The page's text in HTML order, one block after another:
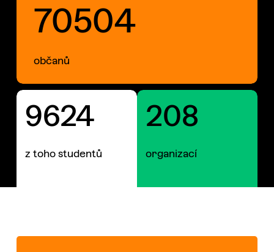
70504
občanů
9624
z toho studentů
208
organizací